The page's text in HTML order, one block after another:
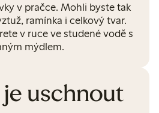
v pračce. Mohli byste tak
ramínka i celkový tvar.
v ruce ve studené vodě s
mýdlem.
uschnout